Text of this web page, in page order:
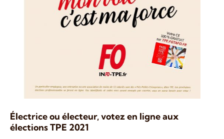
Électrice ou électeur,votez en ligne aux
élections TPE 2021